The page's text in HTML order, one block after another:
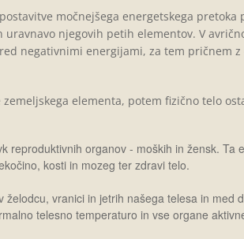
močnejšega energetskega pretoka
njegovih petih elementov. V
negativnimi energijami, za tem pričnem
elementa, potem fizično telo
reproduktivnih organov - moških in žensk. Ta
kosti in mozeg ter zdravi telo.
želodcu, vranici in jetrih našega telesa in med
telesno temperaturo in vse organe